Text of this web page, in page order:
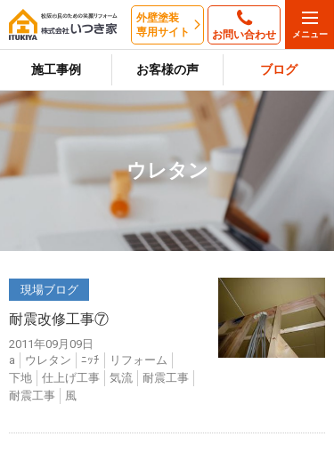
外壁塗装
専用サイト
お問い合わせ
施工事例 お客様の声 ブログ
ウレタン
現場ブログ
耐震改修工事⑦
2011年09月09日
a
ウレタン ﾆｯﾁ
リフォーム
下地
仕上げ工事 気流
耐震工事
耐震工事
風